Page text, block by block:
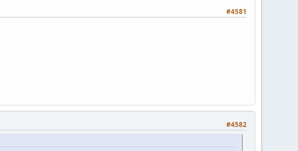
#4581
#4582